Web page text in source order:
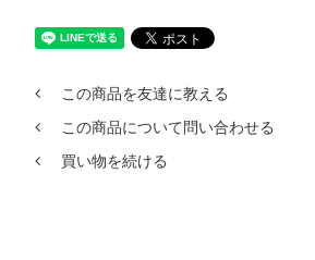
この商品を友達に教える
この商品について問い合わせる
買い物を続ける